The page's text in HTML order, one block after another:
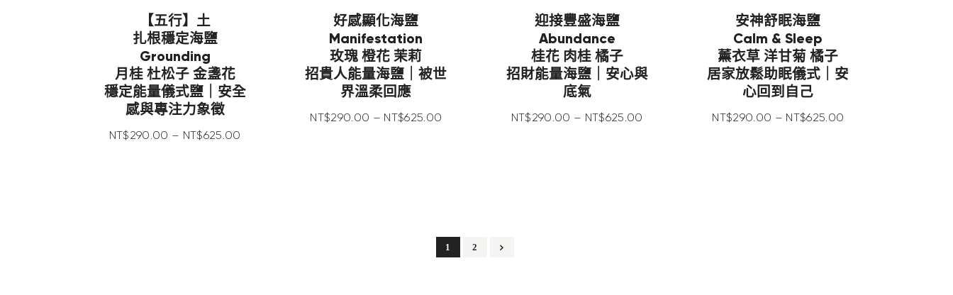
【五行】土
扎根穩定海鹽
Grounding
月桂 杜松子 金盞花
穩定能量儀式鹽｜安全
感與專注力象徵
NT$290.00 – NT$625.00
好感顯化海鹽
Manifestation
玫瑰 橙花 茉莉
招貴人能量海鹽｜被世
界溫柔回應
NT$290.00 – NT$625.00
迎接豐盛海鹽
Abundance
桂花 肉桂 橘子
招財能量海鹽｜安心與
底氣
NT$290.00 – NT$625.00
安神舒眠海鹽
Calm & Sleep
薰衣草 洋甘菊 橘子
居家放鬆助眠儀式｜安
心回到自己
NT$290.00 – NT$625.00
1 2